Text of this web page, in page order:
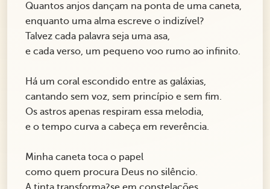
Quantos anjos dançam na ponta de uma caneta,
enquanto uma alma escreve o indizível?
Talvez cada palavra seja uma asa,
e cada verso, um pequeno voo rumo ao infinito.
Há um coral escondido entre as galáxias,
cantando sem voz, sem princípio e sem fim.
Os astros apenas respiram essa melodia,
e o tempo curva a cabeça em reverência.
Minha caneta toca o papel
como quem procura Deus no silêncio.